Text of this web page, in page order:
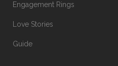
Engagement Rings
Love Stories
Guide